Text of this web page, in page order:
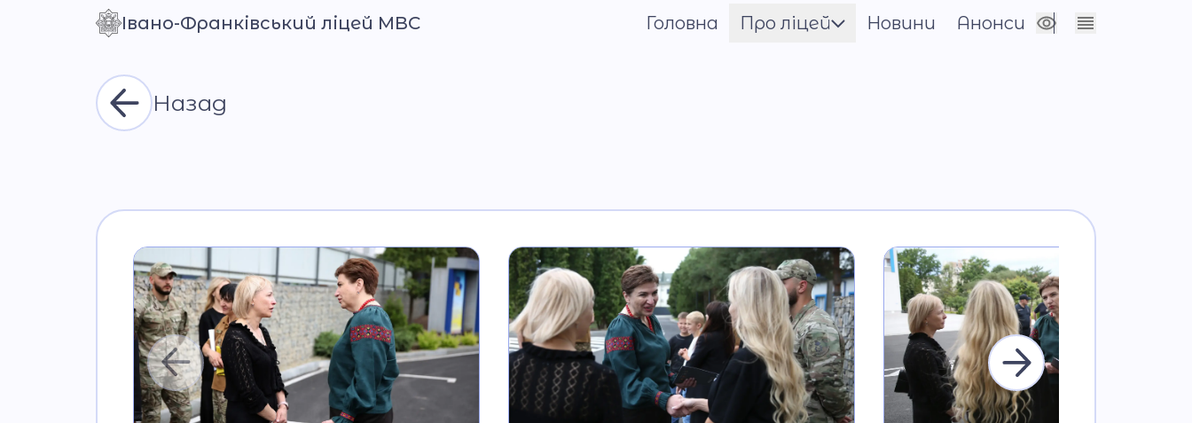
Контраст Сховати налаштування
Івано-Франківський ліцей МВС Головна
Про ліцей
Положення
Накази
Атестація
Публічні закупівлі
Матеріально-технічна
база
Новини Анонси
Назад